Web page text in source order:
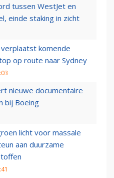
tussen WestJet en
einde staking in zicht
komende
op route naar Sydney
nieuwe documentaire
bij Boeing
licht voor massale
aan duurzame